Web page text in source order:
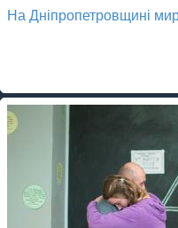
На Дніпропетровщині